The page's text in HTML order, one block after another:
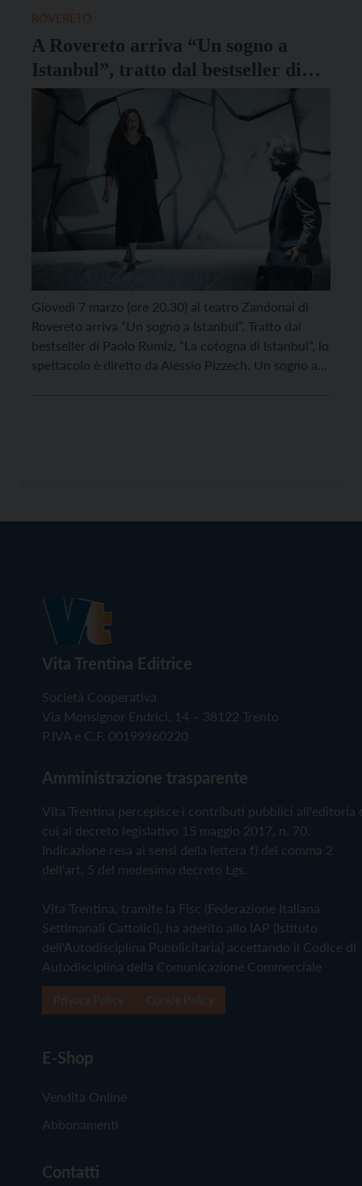
A Rovereto arriva “Un sogno a
Istanbul”, tratto dal bestseller di
Rumiz
Giovedì 7 marzo (ore 20.30) al teatro Zandonai di
Rovereto arriva “Un sogno a Istanbul”. Tratto dal
bestseller di Paolo Rumiz, “La cotogna di Istanbul”, lo
spettacolo è diretto da Alessio Pizzech. Un sogno a
Vita Trentina Editrice
Società Cooperativa
Via Monsignor Endrici, 14 – 38122 Trento
P.IVA e C.F. 00199960220
Amministrazione trasparente
Vita Trentina percepisce i contributi pubblici all'editoria
cui al decreto legislativo 15 maggio 2017, n. 70.
Indicazione resa ai sensi della lettera f) del comma 2
dell'art. 5 del medesimo decreto Lgs.
Vita Trentina, tramite la Fisc (Federazione Italiana
Settimanali Cattolici), ha aderito allo IAP (Istituto
dell'Autodisciplina Pubblicitaria) accettando il Codice di
Autodisciplina della Comunicazione Commerciale
E-Shop
Vendita Online
Abbonamenti
Contatti